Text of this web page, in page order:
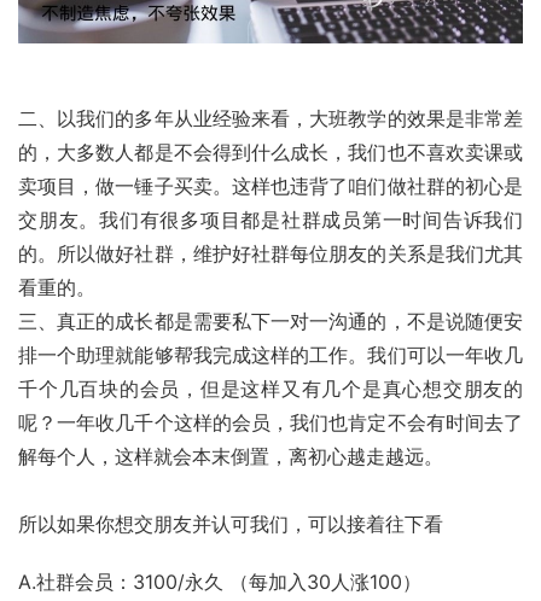
二、以我们的多年从业经验来看，大班教学的效果是非常差
的，大多数人都是不会得到什么成长，我们也不喜欢卖课或
卖项目，做一锤子买卖。这样也违背了咱们做社群的初心是
交朋友。我们有很多项目都是社群成员第一时间告诉我们
的。所以做好社群，维护好社群每位朋友的关系是我们尤其
看重的。
三、真正的成长都是需要私下一对一沟通的，不是说随便安
排一个助理就能够帮我完成这样的工作。我们可以一年收几
千个几百块的会员，但是这样又有几个是真心想交朋友的
呢？一年收几千个这样的会员，我们也肯定不会有时间去了
解每个人，这样就会本末倒置，离初心越走越远。
所以如果你想交朋友并认可我们，可以接着往下看
A.社群会员：3100/永久 （每加入30人涨100）